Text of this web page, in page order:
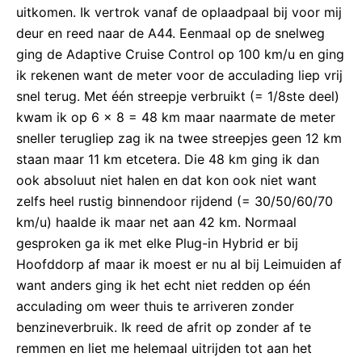
uitkomen. Ik vertrok vanaf de oplaadpaal bij voor mij
deur en reed naar de A44. Eenmaal op de snelweg
ging de Adaptive Cruise Control op 100 km/u en ging
ik rekenen want de meter voor de acculading liep vrij
snel terug. Met één streepje verbruikt (= 1/8ste deel)
kwam ik op 6 x 8 = 48 km maar naarmate de meter
sneller terugliep zag ik na twee streepjes geen 12 km
staan maar 11 km etcetera. Die 48 km ging ik dan
ook absoluut niet halen en dat kon ook niet want
zelfs heel rustig binnendoor rijdend (= 30/50/60/70
km/u) haalde ik maar net aan 42 km. Normaal
gesproken ga ik met elke Plug-in Hybrid er bij
Hoofddorp af maar ik moest er nu al bij Leimuiden af
want anders ging ik het echt niet redden op één
acculading om weer thuis te arriveren zonder
benzineverbruik. Ik reed de afrit op zonder af te
remmen en liet me helemaal uitrijden tot aan het